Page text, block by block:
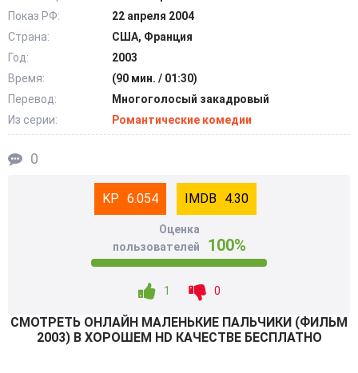
Показ РФ:
22 апреля 2004
Страна:
США, Франция
Год:
2003
Время:
(90 мин. / 01:30)
Перевод:
Многоголосый закадровый
Из серии:
Романтические комедии
0
6.054 4.30
Оценка
пользователей
100%
1 0
СМОТРEТЬ ОНЛАЙН МАЛЕНЬКИЕ ПАЛЬЧИКИ (ФИЛЬМ
2003) В ХОРОШЕМ HD КАЧЕСТВЕ БЕСПЛАТНО